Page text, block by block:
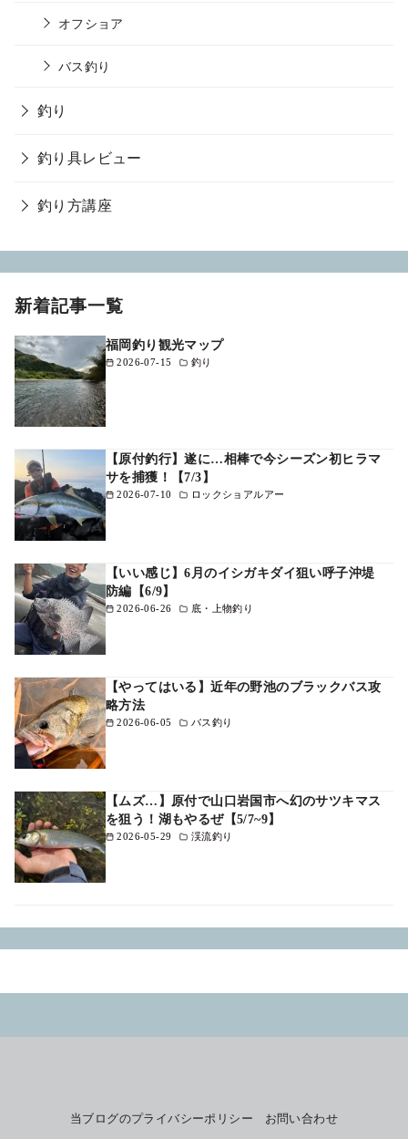
オフショア
バス釣り
釣り
釣り具レビュー
釣り方講座
新着記事一覧
2026-07-15 釣り
福岡釣り観光マップ
2026-07-10 ロックショアルアー
【原付釣行】遂に…相棒で今シーズン初ヒラマ
サを捕獲！【7/3】
2026-06-26 底・上物釣り
【いい感じ】6月のイシガキダイ狙い呼子沖堤
防編【6/9】
2026-06-05 バス釣り
【やってはいる】近年の野池のブラックバス攻
略方法
2026-05-29 渓流釣り
【ムズ…】原付で山口岩国市へ幻のサツキマス
を狙う！湖もやるぜ【5/7~9】
当ブログのプライバシーポリシー お問い合わせ